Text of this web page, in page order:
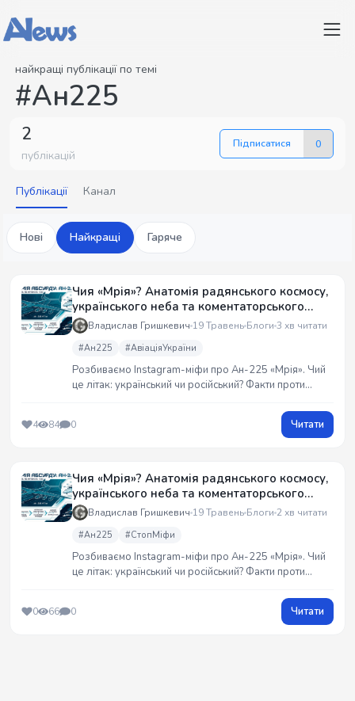
найкращі публікації по темі
#Ан225
2
публікацій
Підписатися 0
Публікації Канал
Нові Найкращі Гаряче
Чия «Мрія»? Анатомія радянського космосу,
українського неба та коментаторського
абсурду
Владислав Гришкевич 19 Травень Блоги 3 хв читати
#Ан225 #АвіаціяУкраїни
Розбиваємо Instagram-міфи про Ан-225 «Мрія». Чий
це літак: український чи російський? Факти проти
«Буран» і 240 світових рекордів під українським
прапором. Анатомія інженерного шедевра,
4 84 0 Читати
Чия «Мрія»? Анатомія радянського космосу,
українського неба та коментаторського
абсурду
Владислав Гришкевич 19 Травень Блоги 2 хв читати
#Ан225 #СтопМіфи
Розбиваємо Instagram-міфи про Ан-225 «Мрія». Чий
це літак: український чи російський? Факти проти
«Буран» і 240 світових рекордів під українським
прапором. Анатомія інженерного шедевра,
0 66 0 Читати